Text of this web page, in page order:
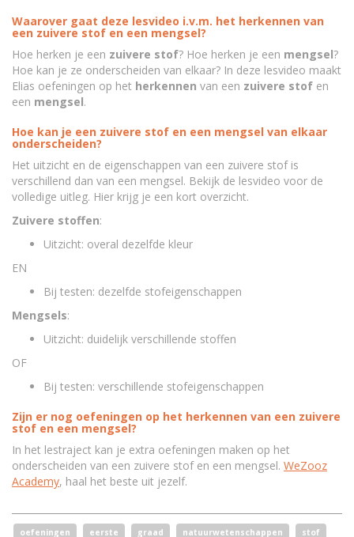
Waarover gaat deze lesvideo i.v.m. het herkennen van
een zuivere stof en een mengsel?
Hoe herken je een zuivere stof? Hoe herken je een mengsel?
Hoe kan je ze onderscheiden van elkaar? In deze lesvideo maakt
Elias oefeningen op het herkennen van een zuivere stof en
een mengsel.
Hoe kan je een zuivere stof en een mengsel van elkaar
onderscheiden?
Het uitzicht en de eigenschappen van een zuivere stof is
verschillend dan van een mengsel. Bekijk de lesvideo voor de
volledige uitleg. Hier krijg je een kort overzicht.
Zuivere stoffen:
Uitzicht: overal dezelfde kleur
EN
Bij testen: dezelfde stofeigenschappen
Mengsels:
Uitzicht: duidelijk verschillende stoffen
OF
Bij testen: verschillende stofeigenschappen
Zijn er nog oefeningen op het herkennen van een zuivere
stof en een mengsel?
In het lestraject kan je extra oefeningen maken op het
onderscheiden van een zuivere stof en een mengsel. WeZooz
Academy, haal het beste uit jezelf.
oefeningen eerste graad natuurwetenschappen stof